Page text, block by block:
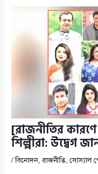
[রাজনীতির কারণে
শিল্পীরা: উদ্বেগ
/বিনোদন,রাজনীতি,সোস্যাল